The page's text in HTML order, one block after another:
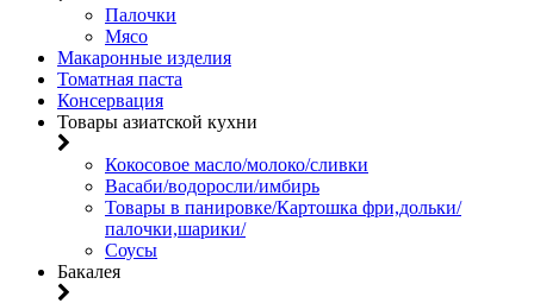
Палочки
Мясо
Макаронные изделия
Томатная паста
Консервация
Товары азиатской кухни
Кокосовое масло/молоко/сливки
Васаби/водоросли/имбирь
Товары в панировке/Картошка фри,дольки/
палочки,шарики/
Соусы
Бакалея